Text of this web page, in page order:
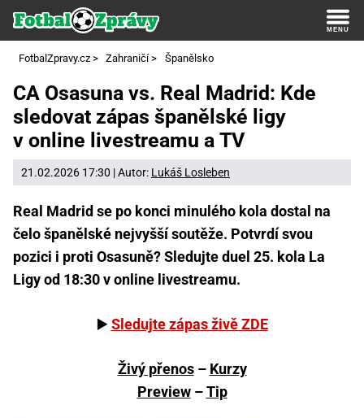
FotbalZpravy.cz > Zahraničí > Španělsko
CA Osasuna vs. Real Madrid: Kde
sledovat zápas španělské ligy
v online livestreamu a TV
21.02.2026 17:30 | Autor: Lukáš Losleben
Real Madrid se po konci minulého kola dostal na
čelo španělské nejvyšší soutěže. Potvrdí svou
pozici i proti Osasuně? Sledujte duel 25. kola La
Ligy od 18:30 v online livestreamu.
▶️Sledujte zápas živě ZDE
Živý přenos– Kurzy
Preview–Tip